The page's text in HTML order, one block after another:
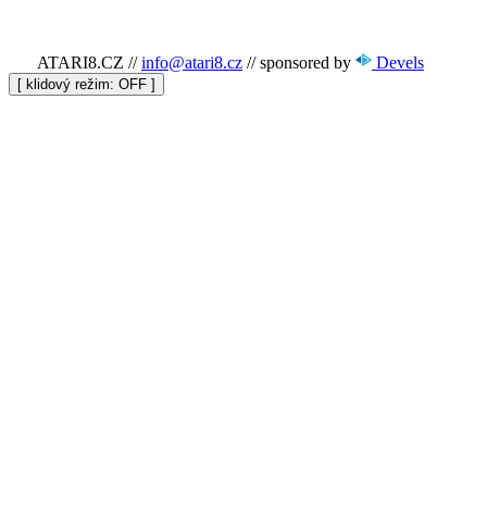
ATARI8.CZ // info@atari8.cz // sponsored by Devels
[ klidový režim: ]